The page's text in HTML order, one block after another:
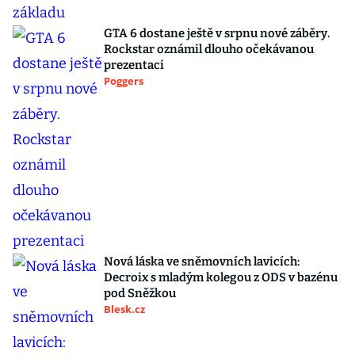
GTA 6 dostane ještě v srpnu nové záběry.
Rockstar oznámil dlouho očekávanou
prezentaci
Poggers
Nová láska ve sněmovních lavicích:
Decroix s mladým kolegou z ODS v bazénu
pod Sněžkou
Blesk.cz